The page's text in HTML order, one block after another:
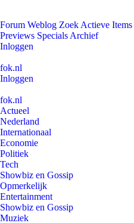
Forum Weblog Zoek Actieve Items
Previews Specials Archief
Inloggen
fok.nl
Inloggen
fok.nl
Actueel
Nederland
Internationaal
Economie
Politiek
Tech
Showbiz en Gossip
Opmerkelijk
Entertainment
Showbiz en Gossip
Muziek